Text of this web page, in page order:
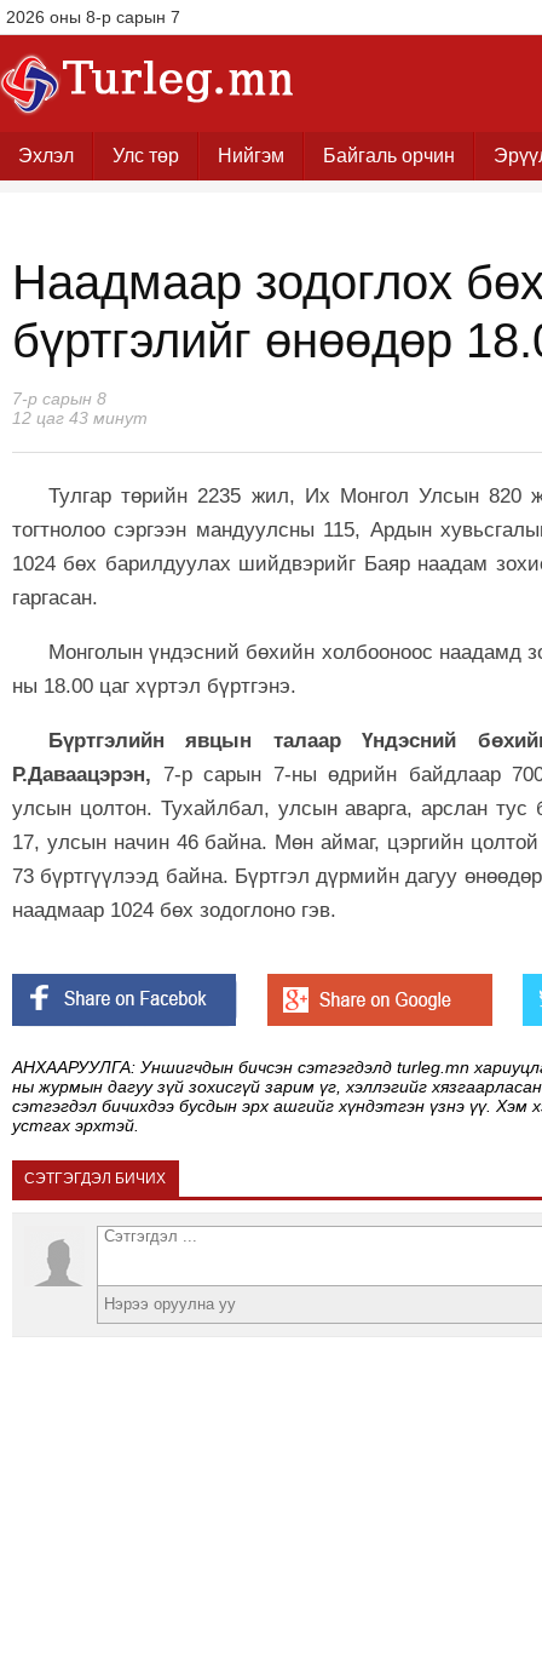
2026 оны 8-р сарын 7
Эхлэл Улс төр Нийгэм Байгаль орчин
Наадмаар зодоглох
бүртгэлийг өнөөдөр
7-р сарын 8
12 цаг 43 минут
Тулгар төрийн 2235 жил, Их Монгол Улсын 820
тогтнолоо сэргээн мандуулсны 115, Ардын
1024 бөх барилдуулах шийдвэрийг Баяр наадам
гаргасан.
Монголын үндэсний бөхийн холбооноос наадамд
ны 18.00 цаг хүртэл бүртгэнэ.
Бүртгэлийн явцын талаар Үндэсний
Р.Даваацэрэн, 7-р сарын 7-ны өдрийн байдлаар
улсын цолтон. Тухайлбал, улсын аварга, арслан тус
17, улсын начин 46 байна. Мөн аймаг, цэргийн
73 бүртгүүлээд байна. Бүртгэл дүрмийн дагуу
наадмаар 1024 бөх зодоглоно гэв.
АНХААРУУЛГА: Уншигчдын бичсэн сэтгэгдэлд turleg.mn
ны журмын дагуу зүй зохисгүй зарим үг, хэллэгийг
сэтгэгдэл бичихдээ бусдын эрх ашгийг хүндэтгэн үзнэ үү. Хэм
устгах эрхтэй.
СЭТГЭГДЭЛ БИЧИХ